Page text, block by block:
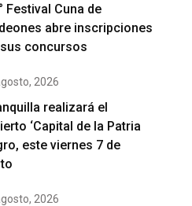
Festival Cuna de
abre inscripciones
concursos
2026
realizará el
‘Capital de la Patria
este viernes 7 de
2026